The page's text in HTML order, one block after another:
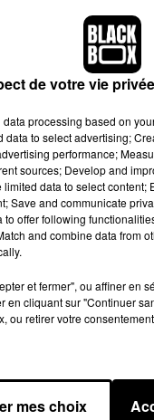
de votre vie
processing based on
to select advertising;
performance;
sources; Develop and
data to select
Save and communicate
offer following
and combine data from
et fermer", ou affiner en
en cliquant sur "Continuer
ou retirer votre
mes choix